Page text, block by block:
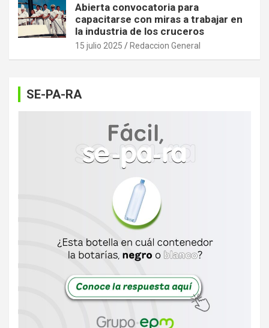
Abierta convocatoria para
capacitarse con miras a trabajar en
la industria de los cruceros
15 julio 2025 Redaccion General
SE-PA-RA